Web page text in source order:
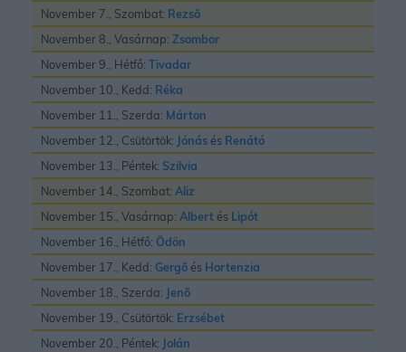
November 7., Szombat: Rezsõ
November 8., Vasárnap: Zsombor
November 9., Hétfő: Tivadar
November 10., Kedd: Réka
November 11., Szerda: Márton
November 12., Csütörtök: Jónás és Renátó
November 13., Péntek: Szilvia
November 14., Szombat: Aliz
November 15., Vasárnap: Albert és Lipót
November 16., Hétfő: Ödön
November 17., Kedd: Gergõ és Hortenzia
November 18., Szerda: Jenõ
November 19., Csütörtök: Erzsébet
November 20., Péntek: Jolán